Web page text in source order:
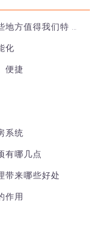
方值得我们特 …
化
便捷
系统
有哪几点
带来哪些好处
作用